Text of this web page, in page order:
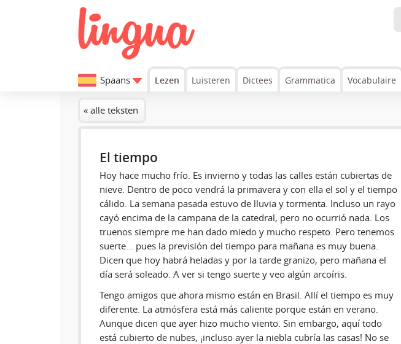
Spaans Lezen Luisteren Dictees Grammatica Vocabulaire
« alle teksten
El tiempo
Hoy hace mucho frío. Es invierno y todas las calles están cubiertas de
nieve. Dentro de poco vendrá la primavera y con ella el sol y el tiempo
cálido. La semana pasada estuvo de lluvia y tormenta. Incluso un rayo
cayó encima de la campana de la catedral, pero no ocurrió nada. Los
truenos siempre me han dado miedo y mucho respeto. Pero tenemos
suerte... pues la previsión del tiempo para mañana es muy buena.
Dicen que hoy habrá heladas y por la tarde granizo, pero mañana el
día será soleado. A ver si tengo suerte y veo algún arcoíris.
Tengo amigos que ahora mismo están en Brasil. Allí el tiempo es muy
diferente. La atmósfera está más caliente porque están en verano.
Aunque dicen que ayer hizo mucho viento. Sin embargo, aquí todo
está cubierto de nubes, ¡incluso ayer la niebla cubría las casas! No se